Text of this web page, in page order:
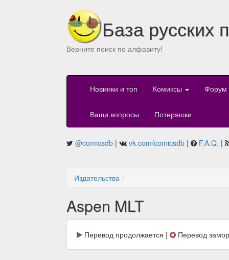
База русских
Верните поиск по алфавиту!
Новинки и топ Комиксы Форум
Ваши вопросы Потеряшки
@comicsdb | vk.com/comicsdb | F.A.Q. |
Издательства
Aspen MLT
Перевод продолжается | Перевод